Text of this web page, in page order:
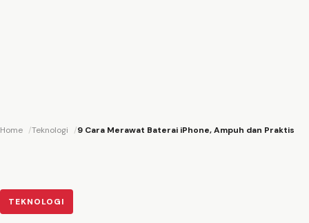
Home Teknologi 9 Cara Merawat Baterai iPhone, Ampuh dan Praktis
TEKNOLOGI